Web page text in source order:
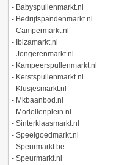
- Babyspullenmarkt.nl
- Bedrijfspandenmarkt.nl
- Campermarkt.nl
- Ibizamarkt.nl
- Jongerenmarkt.nl
- Kampeerspullenmarkt.nl
- Kerstspullenmarkt.nl
- Klusjesmarkt.nl
- Mkbaanbod.nl
- Modellenplein.nl
- Sinterklaasmarkt.nl
- Speelgoedmarkt.nl
- Speurmarkt.be
- Speurmarkt.nl